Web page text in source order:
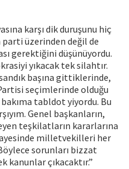
karşı dik duruşunu hiç
üzerinden değil de
gerektiğini düşünüyordu.
yıkacak tek silahtır.
başına gittiklerinde,
seçimlerinde olduğu
tabldot yiyordu. Bu
Genel başkanların,
teşkilatların kararlarına
milletvekilleri her
sorunları bizzat
kanunlar çıkacaktır.”